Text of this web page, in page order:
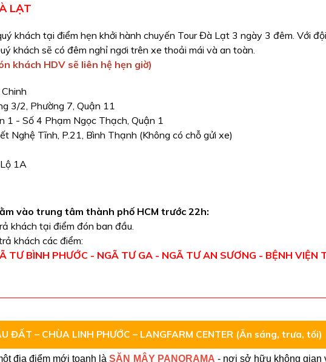
LẠT
khách tại điểm hẹn khởi hành chuyến Tour Đà Lạt 3 ngày 3 đêm. Với
khách sẽ có đêm nghỉ ngơi trên xe thoải mái và an toàn.
khách HDV sẽ liên hệ hẹn giờ)
3/2, Phường 7, Quận 11
1 - Số 4 Phạm Ngọc Thạch, Quận 1
Nghệ Tĩnh, P.21, Bình Thạnh (Không có chỗ gửi xe)
1A
vào trung tâm thành phố HCM trước 22h:
khách tại điểm đón ban đầu.
khách các điểm:
TƯ BÌNH PHƯỚC - NGÃ TƯ GA - NGÃ TƯ AN SƯƠNG - BỆNH VIỆN
ĐẤT – CHÙA LINH PHƯỚC – LANGFARM CENTER (Ăn sáng, trưa, tối)
địa điểm mới toanh làSĂN MÂY PANORAMA - nơi sở hữu không gian